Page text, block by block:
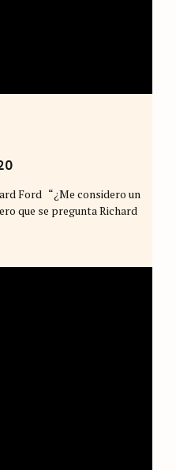
Ford “¿Me considero un
que se pregunta Richard